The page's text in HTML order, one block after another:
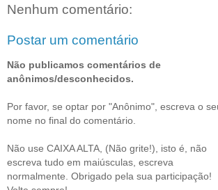
Nenhum comentário:
Postar um comentário
Não publicamos comentários de
anônimos/desconhecidos.
Por favor, se optar por "Anônimo", escreva o
nome no final do comentário.
Não use CAIXA ALTA, (Não grite!), isto é, não
escreva tudo em maiúsculas, escreva
normalmente. Obrigado pela sua participação!